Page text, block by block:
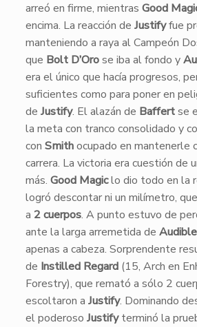
arreó en firme, mientras Good
encima. La reacción de Justifyfue
manteniendo a raya al Campeón
que Bolt D’Orose iba al fondo y
era el único que hacía progresos,
suficientes como para poner en
de Justify. El alazán de Baffertse
la meta con tranco consolidado y
con Smithocupado en mantenerle
carrera. La victoria era cuestión de
más. Good Magiclo dio todo en la
logró descontar ni un milímetro,
a 2 cuerpos. A punto estuvo de
ante la larga arremetida de Audible
apenas a cabeza. Sorprendente
de Instilled Regard(15, Arch en
Forestry), que remató a sólo 2
escoltaron a Justify. Dominando
el poderoso Justifyterminó la